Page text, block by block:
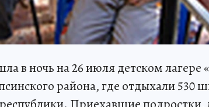
в ночь на 26 июля детском лагере
района, где отдыхали 530